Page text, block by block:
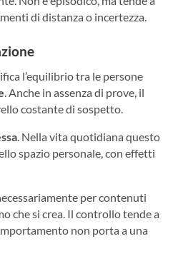
di distanza o incertezza.
l’equilibrio tra le persone
. Anche in assenza di prove, il
costante di sospetto.
. Nella vita quotidiana questo
spazio personale, con effetti
per contenuti
che si crea. Il controllo tende a
non porta a una